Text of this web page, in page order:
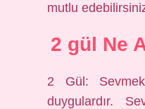
mutlu
2 gül Ne
2 Gül:
duygulardır.